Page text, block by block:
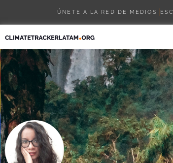
ÚNETE A LA RED DE MEDIOS